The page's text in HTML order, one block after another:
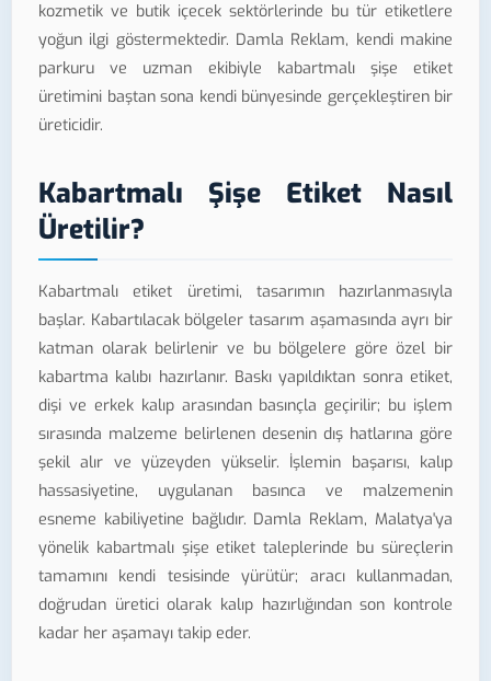
kozmetik ve butik içecek sektörlerinde bu tür etiketlere
yoğun ilgi göstermektedir. Damla Reklam, kendi makine
parkuru ve uzman ekibiyle kabartmalı şişe etiket
üretimini baştan sona kendi bünyesinde gerçekleştiren bir
üreticidir.
Kabartmalı Şişe Etiket Nasıl
Üretilir?
Kabartmalı etiket üretimi, tasarımın hazırlanmasıyla
başlar. Kabartılacak bölgeler tasarım aşamasında ayrı bir
katman olarak belirlenir ve bu bölgelere göre özel bir
kabartma kalıbı hazırlanır. Baskı yapıldıktan sonra etiket,
dişi ve erkek kalıp arasından basınçla geçirilir; bu işlem
sırasında malzeme belirlenen desenin dış hatlarına göre
şekil alır ve yüzeyden yükselir. İşlemin başarısı, kalıp
hassasiyetine, uygulanan basınca ve malzemenin
esneme kabiliyetine bağlıdır. Damla Reklam, Malatya'ya
yönelik kabartmalı şişe etiket taleplerinde bu süreçlerin
tamamını kendi tesisinde yürütür; aracı kullanmadan,
doğrudan üretici olarak kalıp hazırlığından son kontrole
kadar her aşamayı takip eder.